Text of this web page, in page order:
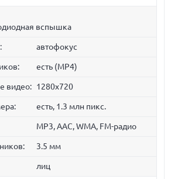
вспышка
автофокус
есть (MP4)
видео: 1280x720
есть, 1.3 млн пикс.
MP3, AAC, WMA, FM-радио
3.5 мм
лиц